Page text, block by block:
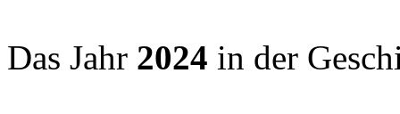
Das Jahr 2024 in der